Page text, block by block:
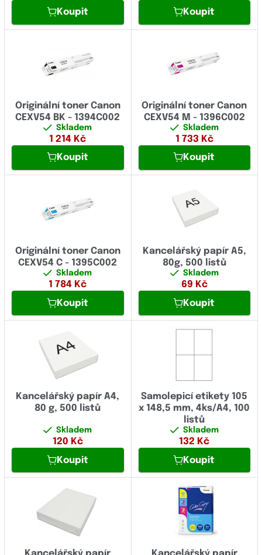
Koupit
Koupit
Originální toner Canon
CEXV54 BK - 1394C002
Skladem
1 214 Kč
Koupit
Originální toner Canon
CEXV54 M - 1396C002
Skladem
1 733 Kč
Koupit
Originální toner Canon
CEXV54 C - 1395C002
Skladem
1 784 Kč
Koupit
Kancelářský papír A5,
80g, 500 listů
Skladem
69 Kč
Koupit
Kancelářský papír A4,
80 g, 500 listů
Skladem
120 Kč
Koupit
Samolepicí etikety 105
x 148,5 mm, 4ks/A4, 100
listů
Skladem
132 Kč
Koupit